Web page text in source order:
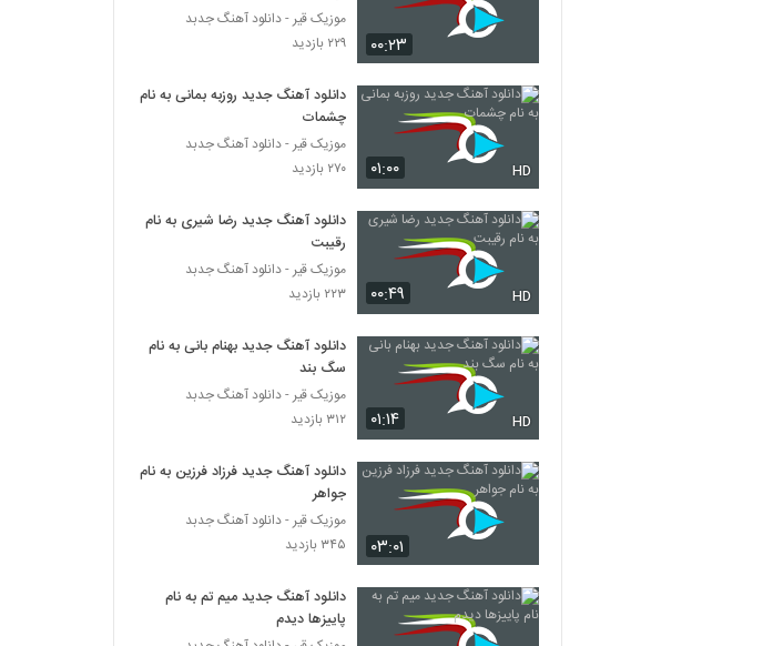
دانلود آهنگ به تو مدیونم از رضا صادقی
۳۴۴ بازدید
دانلود آهنگ جدید و زیبای کوروش صیاد با نام
یکم مثل من باش
۲۷۲ بازدید
محسن مولایی آهنگ از دستم دادی
Mehrdad Shafiei Dokhtar
۳۰۲ بازدید
دانلود آهنگ داود آخرت عقاید تو خالی
(Davood Akherat Aghayed To Khali)
۱۹۹ بازدید
آهنگ رفتی تنها ماندم از مسعود دانیالی(پاپ)
۲۸۷ بازدید
رضا بهشتی آهنگ بی اعصاب مریض
۳۱۲ بازدید
۰۰:۲۳
موزیک قیر - دانلود آهنگ جدبد
۲۲۹ بازدید
۰۱:۰۰ HD
دانلود آهنگ جدید روزبه بمانی به نام
چشمات
موزیک قیر - دانلود آهنگ جدبد
۲۷۰ بازدید
۰۰:۴۹ HD
دانلود آهنگ جدید رضا شیری به نام
رقیبت
موزیک قیر - دانلود آهنگ جدبد
۲۲۳ بازدید
۰۱:۱۴ HD
دانلود آهنگ جدید بهنام بانی به نام
سگ بند
موزیک قیر - دانلود آهنگ جدبد
۳۱۲ بازدید
۰۳:۰۱
دانلود آهنگ جدید فرزاد فرزین به نام
جواهر
موزیک قیر - دانلود آهنگ جدبد
۳۴۵ بازدید
دانلود آهنگ جدید میم تم به نام
پاییزها دیدم